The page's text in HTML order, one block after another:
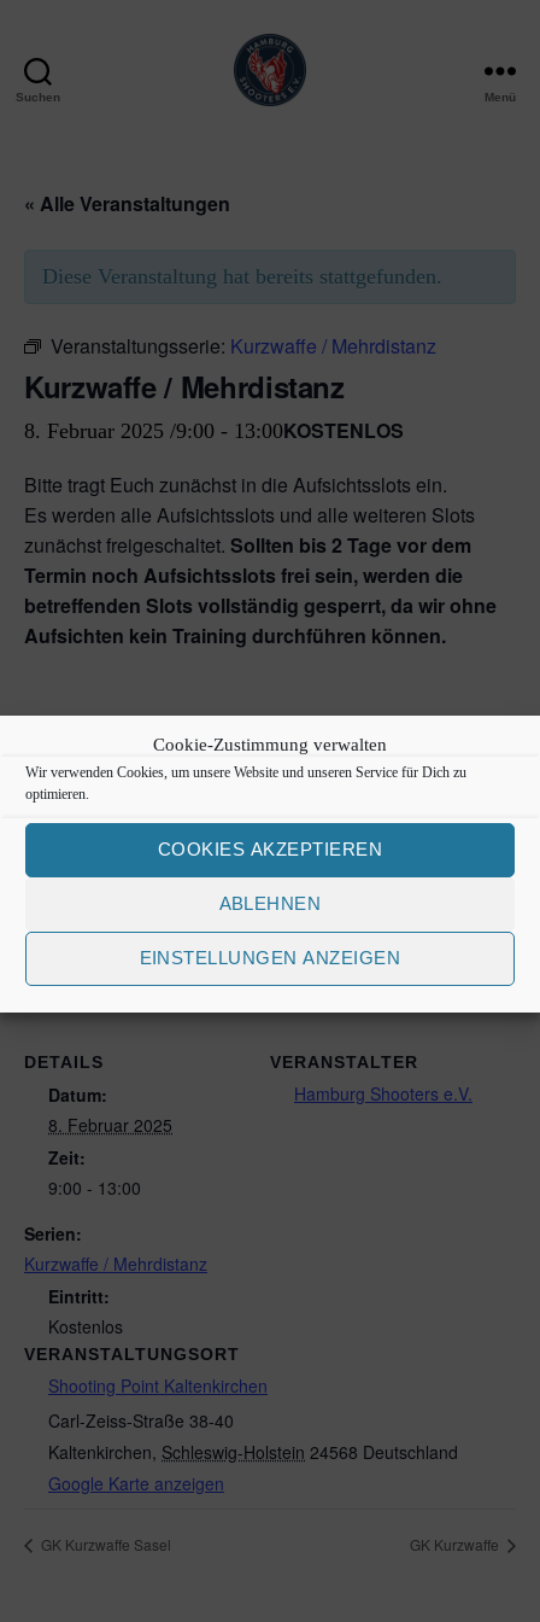
Cookie-Zustimmung verwalten
Wir verwenden Cookies, um unsere Website und unseren Service für Dich zu
optimieren.
COOKIES AKZEPTIEREN
ABLEHNEN
EINSTELLUNGEN ANZEIGEN
Suchen Menü
« Alle Veranstaltungen
Diese Veranstaltung hat bereits stattgefunden.
Veranstaltungsserie: Kurzwaffe / Mehrdistanz
Kurzwaffe / Mehrdistanz
8. Februar 2025 /9:00 - 13:00KOSTENLOS
Bitte tragt Euch zunächst in die Aufsichtsslots ein.
Es werden alle Aufsichtsslots und alle weiteren Slots
zunächst freigeschaltet. Sollten bis 2 Tage vor dem
Termin noch Aufsichtsslots frei sein, werden die
betreffenden Slots vollständig gesperrt, da wir ohne
Aufsichten kein Training durchführen können.
Zum Kalender hinzufügen
DETAILS
Datum:
8. Februar 2025
Zeit:
9:00 - 13:00
Serien:
Kurzwaffe / Mehrdistanz
Eintritt:
Kostenlos
VERANSTALTUNGSORT
Shooting Point Kaltenkirchen
Carl-Zeiss-Straße 38-40
Kaltenkirchen, Schleswig-Holstein 24568 Deutschland
Google Karte anzeigen
VERANSTALTER
Hamburg Shooters e.V.
Tickets sind nicht länger verfügbar
GK Kurzwaffe Sasel GK Kurzwaffe